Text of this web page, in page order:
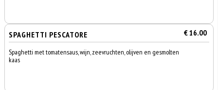
SPAGHETTI PESCATORE € 16.00
Spaghetti met tomatensaus, wijn, zeevruchten, olijven en gesmolten
kaas